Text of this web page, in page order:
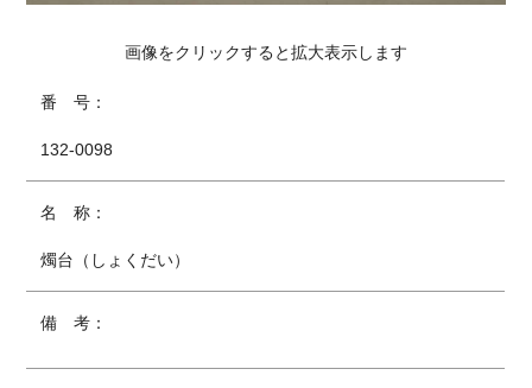
画像をクリックすると拡大表示します
番 号：
132-0098
名 称：
燭台（しょくだい）
備 考：